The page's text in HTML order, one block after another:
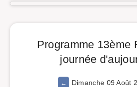
Programme 13ème
journée
Dimanche 09 Août